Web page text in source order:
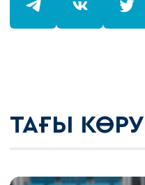
ТАҒЫ КӨРУ